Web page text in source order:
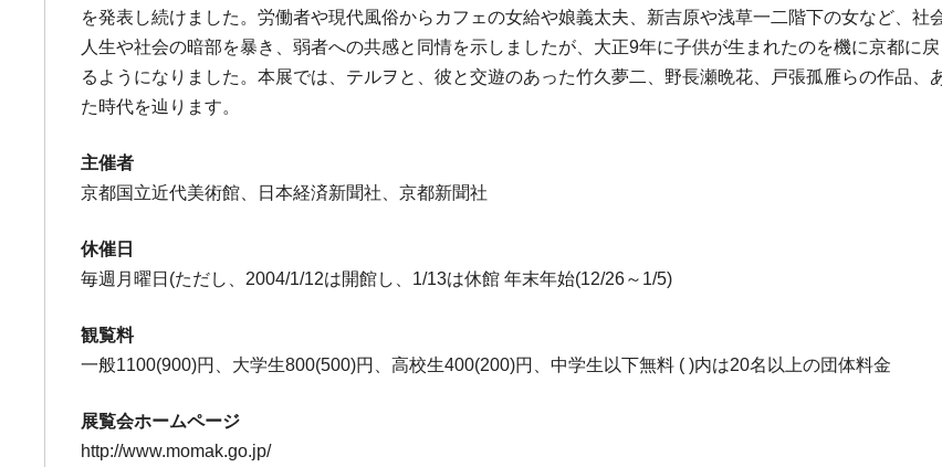
を発表し続けました。労働者や現代風俗からカフェの女給や娘義太夫、新吉原や浅草一二階下の女など、社
人生や社会の暗部を暴き、弱者への共感と同情を示しましたが、大正9年に子供が生まれたのを機に京都に
るようになりました。本展では、テルヲと、彼と交遊のあった竹久夢二、野長瀬晩花、戸張孤雁らの作品
た時代を辿ります。
主催者
京都国立近代美術館、日本経済新聞社、京都新聞社
休催日
毎週月曜日(ただし、2004/1/12は開館し、1/13は休館 年末年始(12/26～1/5)
観覧料
一般1100(900)円、大学生800(500)円、高校生400(200)円、中学生以下無料 ( )内は20名以上の団体料金
展覧会ホームページ
http://www.momak.go.jp/